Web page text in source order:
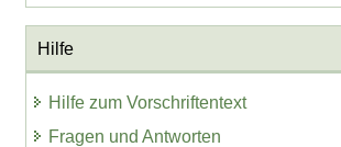
Hilfe
Hilfe zum Vorschriftentext
Fragen und Antworten